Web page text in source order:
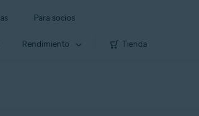
Para socios
Rendimiento Tienda